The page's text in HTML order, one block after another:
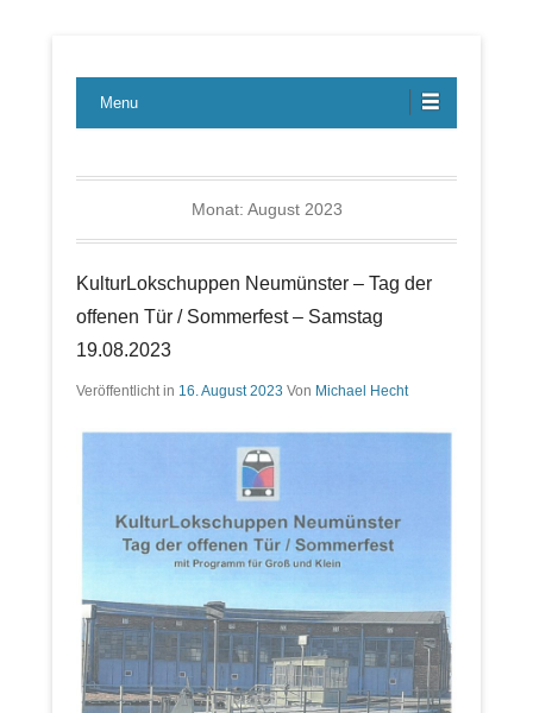
LBE-Express
Menu
Monat: August 2023
KulturLokschuppen Neumünster – Tag der
offenen Tür / Sommerfest – Samstag
19.08.2023
Veröffentlicht in 16. August 2023 Von Michael Hecht